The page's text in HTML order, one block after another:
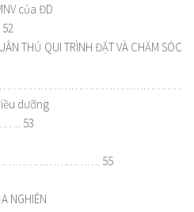
của ĐD
THỦ QUI TRÌNH ĐẶT VÀ CHĂM SÓC
dưỡng
53
55
NGHIÊN